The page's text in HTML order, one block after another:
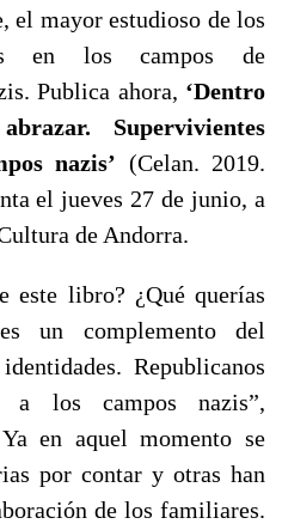
el mayor estudioso de los
en los campos de
Publica ahora, ‘Dentro
Supervivientes
nazis’ (Celan. 2019.
el jueves 27 de junio, a
de Andorra.
este libro? ¿Qué querías
un complemento del
Republicanos
a los campos nazis”,
en aquel momento se
por contar y otras han
de los familiares.